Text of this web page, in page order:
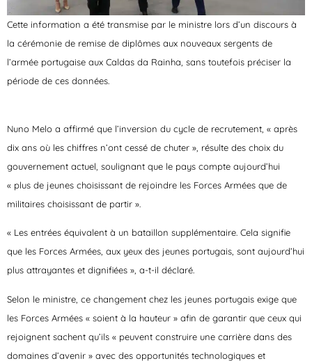
Cette information a été transmise par le ministre lors d’un discours à
la cérémonie de remise de diplômes aux nouveaux sergents de
l’armée portugaise aux Caldas da Rainha, sans toutefois préciser la
période de ces données.
Nuno Melo a affirmé que l’inversion du cycle de recrutement, « après
dix ans où les chiffres n’ont cessé de chuter », résulte des choix du
gouvernement actuel, soulignant que le pays compte aujourd’hui
« plus de jeunes choisissant de rejoindre les Forces Armées que de
militaires choisissant de partir ».
« Les entrées équivalent à un bataillon supplémentaire. Cela signifie
que les Forces Armées, aux yeux des jeunes portugais, sont aujourd’hui
plus attrayantes et dignifiées », a-t-il déclaré.
Selon le ministre, ce changement chez les jeunes portugais exige que
les Forces Armées « soient à la hauteur » afin de garantir que ceux qui
rejoignent sachent qu’ils « peuvent construire une carrière dans des
domaines d’avenir » avec des opportunités technologiques et